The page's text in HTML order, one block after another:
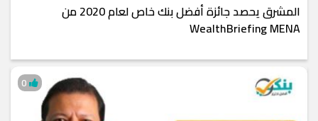
المشرق يحصد جائزة أفضل بنك خاص لعام 2020 من
WealthBriefing MENA